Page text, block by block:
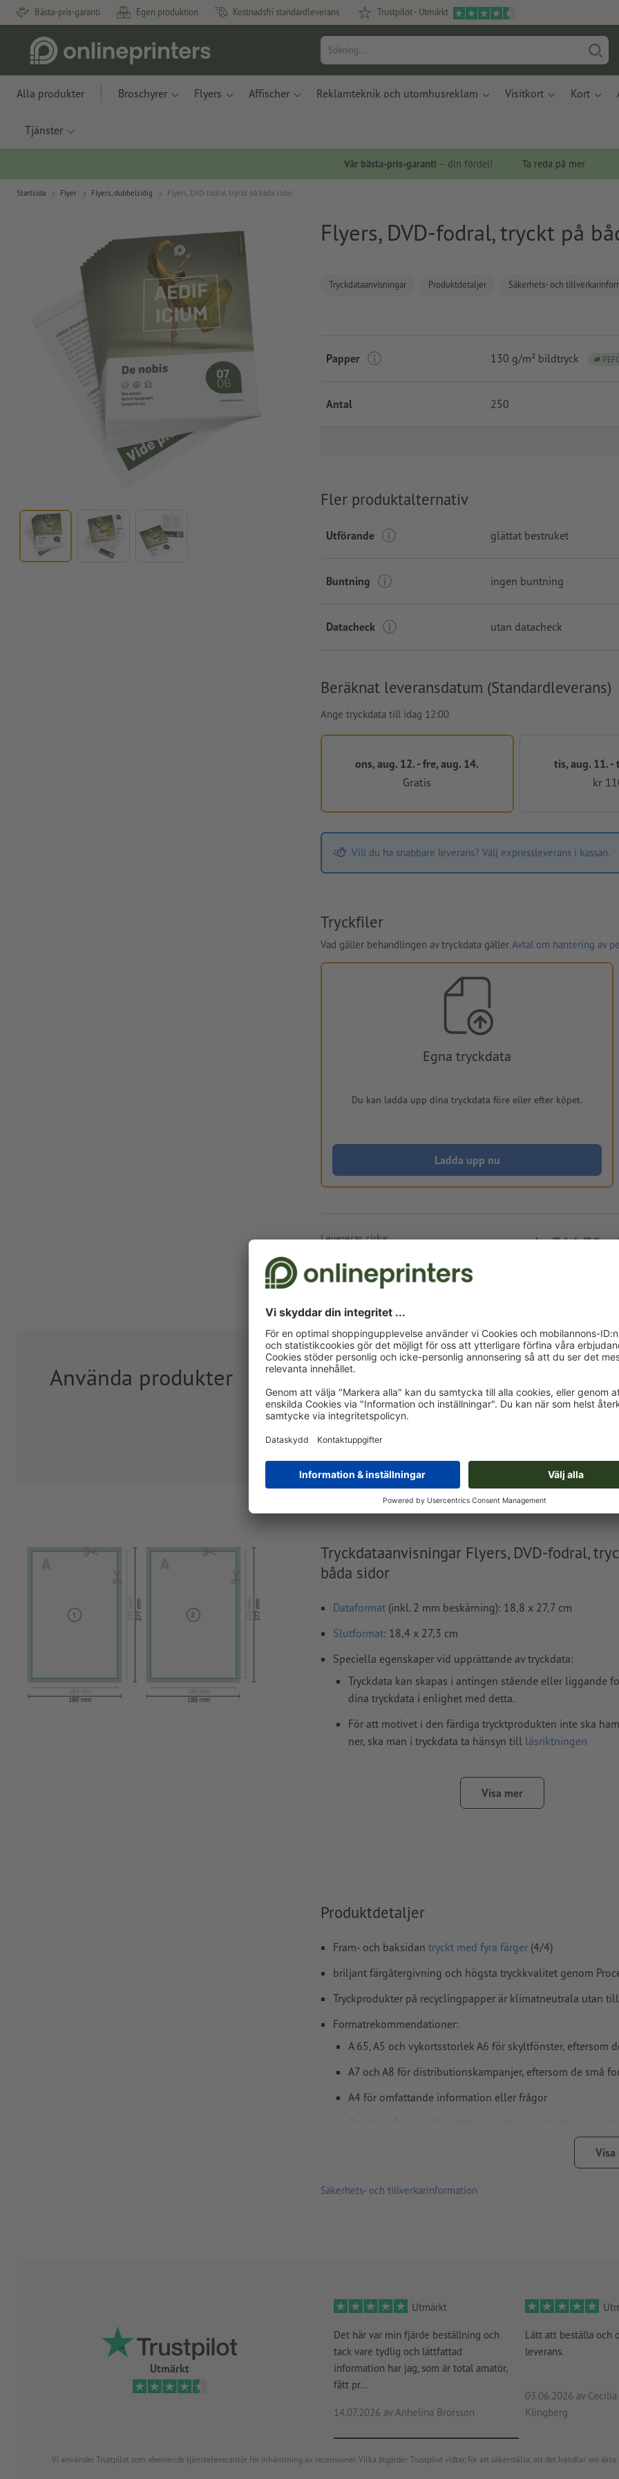
Bästa-pris-garanti Egen produktion Kostnadsfri standardleverans Trustpilot - Utmärkt
Alla produkter Broschyrer Flyers Affischer Reklamteknik och utomhusreklam Visitkort Kort
Tjänster
Vår bästa-pris-garanti – din fördel! Ta reda på mer
Startsida Flyer Flyers, dubbelsidig Flyers, DVD-fodral, tryckt på båda sidor
Flyers, DVD-fodral, tryckt på
Tryckdataanvisningar Produktdetaljer Säkerhets- och
Papper 130 g/m² bildtryck PEFC
Antal 250
Fler produktalternativ
Utförande glättat bestruket
Buntning ingen buntning
Datacheck utan datacheck
Beräknat leveransdatum (Standardleverans)
Ange tryckdata till idag 12:00
ons, aug. 12. - fre, aug. 14.
Gratis
tis, aug. 11. -
kr
Vill du ha snabbare leverans? Välj expressleverans i kassan.
Tryckfiler
Vad gäller behandlingen av tryckdata gäller Avtal om hantering av
Egna tryckdata
Du kan ladda upp dina tryckdata före eller efter köpet.
Ladda upp nu
kr 764,72
Levereras cirka:
Vikt: ca.1,63 kg
Använda produkter Flyers, DVD-fodral, tryckt på båda sidor
Flyers A65 Flyers fri formatinmatning
Tryckdataanvisningar Flyers, DVD-fodral,
båda sidor
Dataformat (inkl. 2 mm beskärning): 18,8 x 27,7 cm
Slutformat: 18,4 x 27,3 cm
Speciella egenskaper vid upprättande av tryckdata:
Tryckdata kan skapas i antingen stående eller liggande
dina tryckdata i enlighet med detta.
För att motivet i den färdiga trycktprodukten inte ska
ner, ska man i tryckdata ta hänsyn till läsriktningen
viktig information med min. 4
stavfel och sättningsfel
övertrycksinställningarkontrolleras inte av oss
kommentarerraderas och kommer inte att tryckas
Innehåll frånformulärfältkommer att tryckas
Visa mer
Produktdetaljer
Fram- och baksidan tryckt med fyra färger (4/4)
briljant färgåtergivning och högsta tryckkvalitet genom
Tryckprodukter på recyclingpapper är klimatneutrala utan
Formatrekommendationer:
A 65, A5 och vykortsstorlek A6 för skyltfönster, eftersom
A7 och A8 för distributionskampanjer, eftersom de små
A4 för omfattande information eller frågor
Ju högre ytvikt, desto högre styrka och opacitet på papperet
Vilket papper är det riktiga? Vår
Visa
Säkerhets- och tillverkarinformation
Utmärkt
Utmärkt
Det här var min fjärde beställning och
tack vare tydlig och lättfattad
information har jag, som är total amatör,
fått pr...
14.07.2026 av Anhelina Brorsson
Lätt att beställa och
leverans.
03.06.2026 av
Klingberg
Vi använder Trustpilot som oberoende tjänsteleverantör för inhämtning av recensioner. Vilka åtgärder Trustpilot vidtar, för att säkerställa, att det handlar om äkta